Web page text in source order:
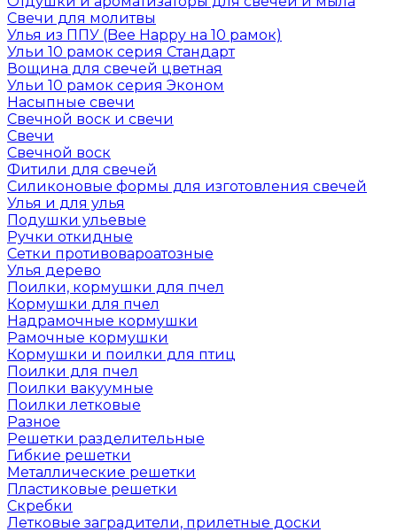
Свечи для молитвы
Улья из ППУ (Bee Happy на 10 рамок)
Ульи 10 рамок серия Стандарт
Вощина для свечей цветная
Ульи 10 рамок серия Эконом
Насыпные свечи
Свечной воск и свечи
Свечи
Свечной воск
Фитили для свечей
Силиконовые формы для изготовления свечей
Улья и для улья
Подушки ульевые
Ручки откидные
Сетки противовароатозные
Улья дерево
Поилки, кормушки для пчел
Кормушки для пчел
Надрамочные кормушки
Рамочные кормушки
Кормушки и поилки для птиц
Поилки для пчел
Поилки вакуумные
Поилки летковые
Разное
Решетки разделительные
Гибкие решетки
Металлические решетки
Пластиковые решетки
Скребки
Летковые заградители, прилетные доски